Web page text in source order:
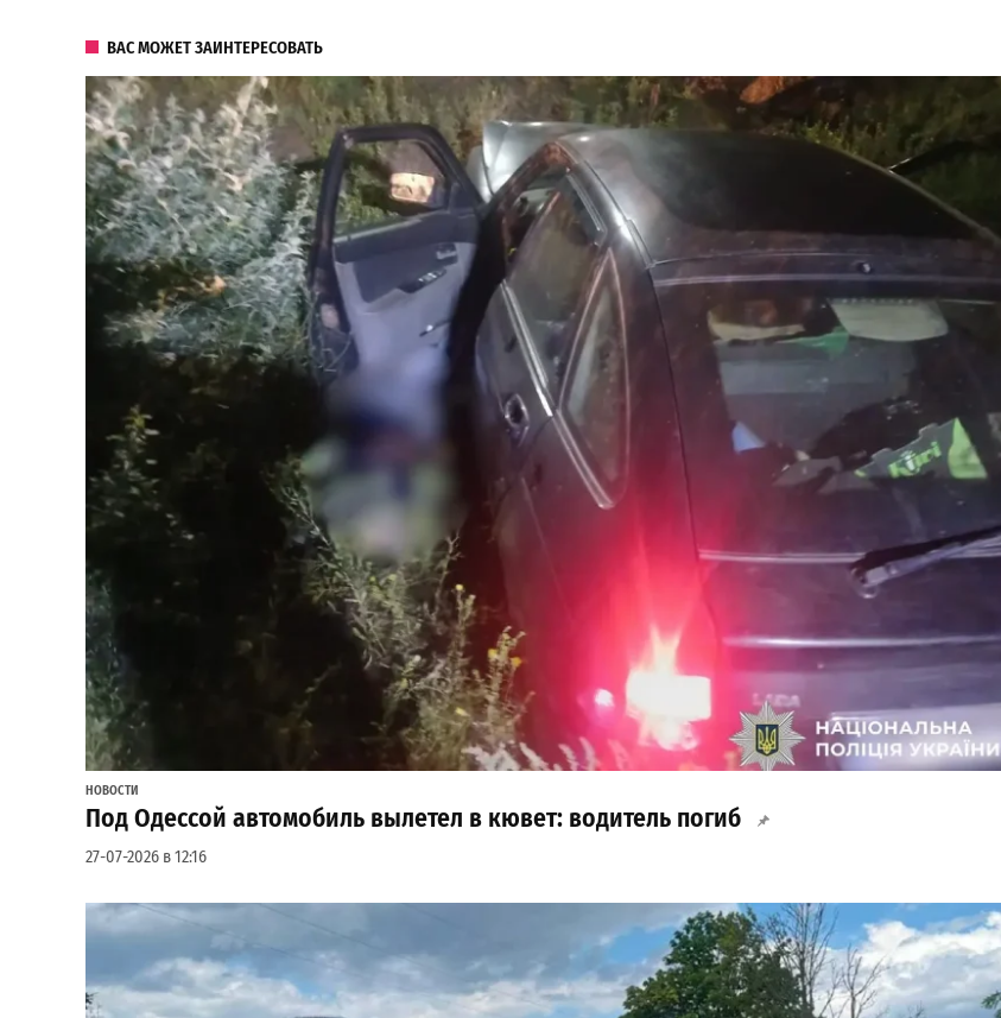
ВАС МОЖЕТ ЗАИНТЕРЕСОВАТЬ
НОВОСТИ
Под Одессой автомобиль вылетел в кювет: водитель погиб
27-07-2026 в 12:16